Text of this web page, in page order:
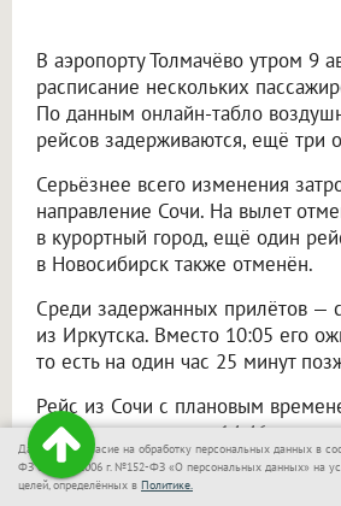
В аэропорту Толмачёво утром 9
расписание нескольких
По данным онлайн-табло
рейсов задерживаются, ещё три
Серьёзнее всего изменения
направление Сочи. На вылет
в курортный город, ещё один
в Новосибирск также отменён.
Среди задержанных прилётов —
из Иркутска. Вместо 10:05 его
то есть на один час 25 минут
Рейс из Сочи с плановым
13:05 перенесли на 14:46 —
один час 41 минуту.
Даю своё согласие на обработку персональных данных в
ФЗ от 27.07.2006 г. №152-ФЗ «О персональных данных» на
целей, определённых в Политике.